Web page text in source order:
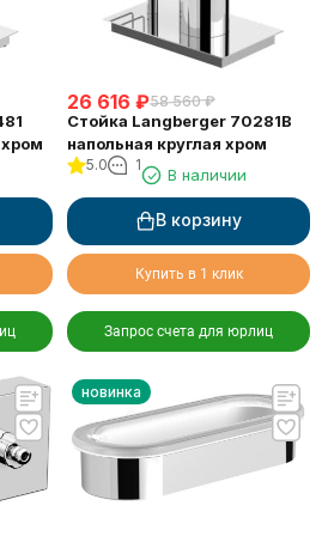
26 616 ₽58 560 ₽
Стойка Langberger 70281B
напольная круглая хром
5.0 1
В наличии
В корзину
Купить в 1 клик
Запрос счета для юрлиц
новинка